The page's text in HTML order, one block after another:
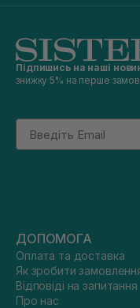
Підпишись на наші
знижку 5% на перше
Email
ДОПОМОГА
Оплата та доставка
Як зробити
Відповіді на запитання
Про нас